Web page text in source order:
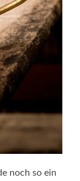
noch so ein